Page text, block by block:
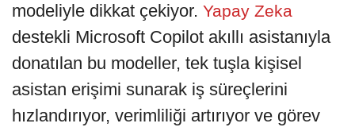
modeliyle dikkat çekiyor. Yapay Zeka
destekli Microsoft Copilot akıllı asistanıyla
donatılan bu modeller, tek tuşla kişisel
asistan erişimi sunarak iş süreçlerini
hızlandırıyor, verimliliği artırıyor ve görev